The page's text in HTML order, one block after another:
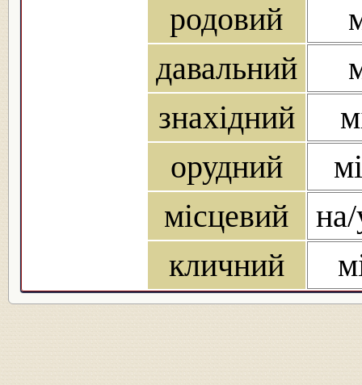
родовий
давальний
знахідний
орудний
місцевий
на/
кличний